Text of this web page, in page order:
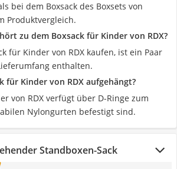
bei dem Boxsack des Boxsets von
Produktvergleich.
zu dem Boxsack für Kinder von RDX?
für Kinder von RDX kaufen, ist ein Paar
enthalten.
für Kinder von RDX aufgehängt?
von RDX verfügt über D-Ringe zum
Nylongurten befestigt sind.
Standboxen-Sack